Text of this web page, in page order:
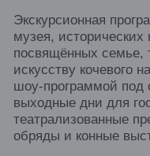
Экскурсионная
музея,
посвящённых семье,
искусству кочевого
шоу-программой под
выходные дни для
театрализованные
обряды и конные